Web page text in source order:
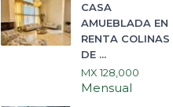
CASA
AMUEBLADA EN
RENTA COLINAS
DE ...
MX 128,000
Mensual